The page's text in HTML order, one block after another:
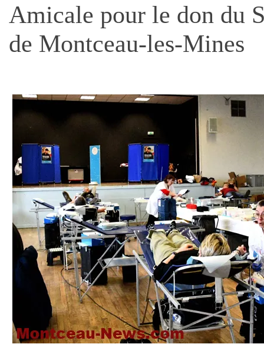
Amicale pour le don du
de Montceau-les-Mines